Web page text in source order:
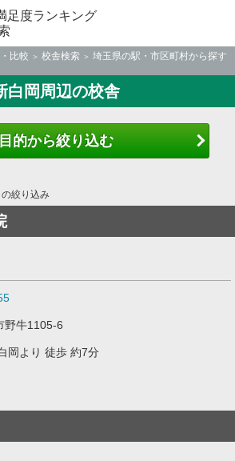
足度ランキング
比較 校舎検索
埼玉県の駅・市区町村から探す
白岡周辺の校舎
目的から絞り込む
絞り込み
野牛1105-6
岡より 徒歩 約7分